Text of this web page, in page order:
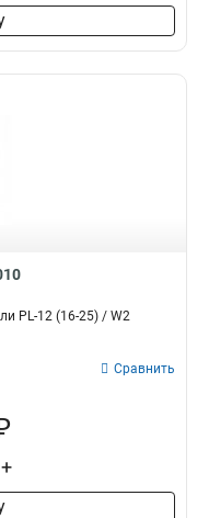
PL-12 (16-25) / W2
Сравнить
+